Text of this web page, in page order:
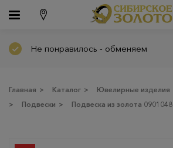
Не понравилось - обменяем
Главная > Каталог > Ювелирные изделия
>
Подвески > Подвеска из золота 0901048